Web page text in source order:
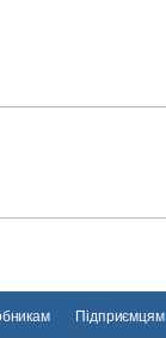
Підприємцям